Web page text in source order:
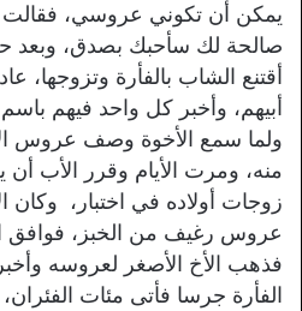
يمكن أن تكوني عروسي، فقالت
صالحة لك سأحبك بصدق، وبعد
أقتنع الشاب بالفأرة وتزوجها، عاد
أبيهم، وأخبر كل واحد فيهم
ولما سمع الأخوة وصف عروس
منه، ومرت الأيام وقرر الأب
زوجات أولاده في اختبار، وكان
عروس رغيف من الخبز، فوافق
فذهب الأخ الأصغر لعروسه
الفأرة جرسا فأتى مئات